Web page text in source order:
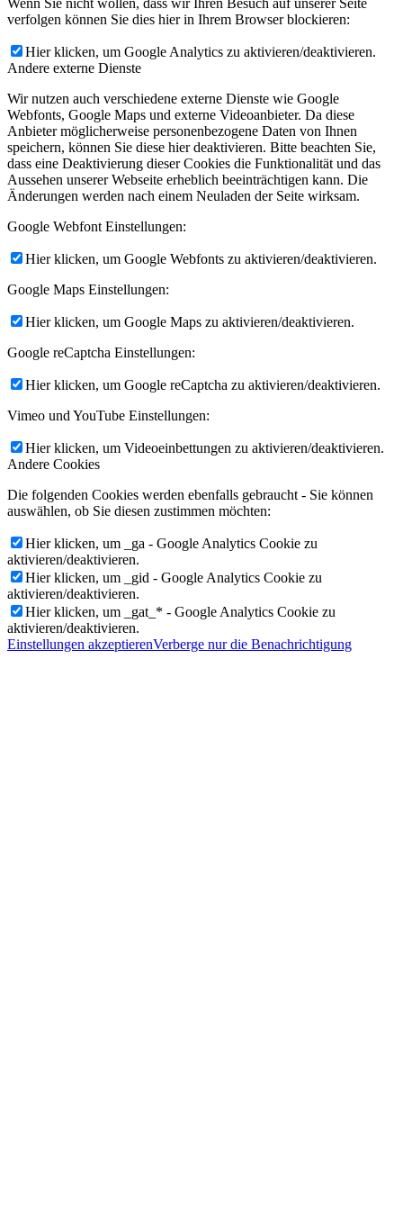
Wenn Sie nicht wollen, dass wir Ihren Besuch auf unserer Seite
verfolgen können Sie dies hier in Ihrem Browser blockieren:
Hier klicken, um Google Analytics zu aktivieren/deaktivieren.
Andere externe Dienste
Wir nutzen auch verschiedene externe Dienste wie Google
Webfonts, Google Maps und externe Videoanbieter. Da diese
Anbieter möglicherweise personenbezogene Daten von Ihnen
speichern, können Sie diese hier deaktivieren. Bitte beachten Sie,
dass eine Deaktivierung dieser Cookies die Funktionalität und das
Aussehen unserer Webseite erheblich beeinträchtigen kann. Die
Änderungen werden nach einem Neuladen der Seite wirksam.
Google Webfont Einstellungen:
Hier klicken, um Google Webfonts zu aktivieren/deaktivieren.
Google Maps Einstellungen:
Hier klicken, um Google Maps zu aktivieren/deaktivieren.
Google reCaptcha Einstellungen:
Hier klicken, um Google reCaptcha zu aktivieren/deaktivieren.
Vimeo und YouTube Einstellungen:
Hier klicken, um Videoeinbettungen zu aktivieren/deaktivieren.
Andere Cookies
Die folgenden Cookies werden ebenfalls gebraucht - Sie können
auswählen, ob Sie diesen zustimmen möchten:
Hier klicken, um _ga - Google Analytics Cookie zu
aktivieren/deaktivieren.
Hier klicken, um _gid - Google Analytics Cookie zu
aktivieren/deaktivieren.
Hier klicken, um _gat_* - Google Analytics Cookie zu
aktivieren/deaktivieren.
Einstellungen akzeptierenVerberge nur die Benachrichtigung